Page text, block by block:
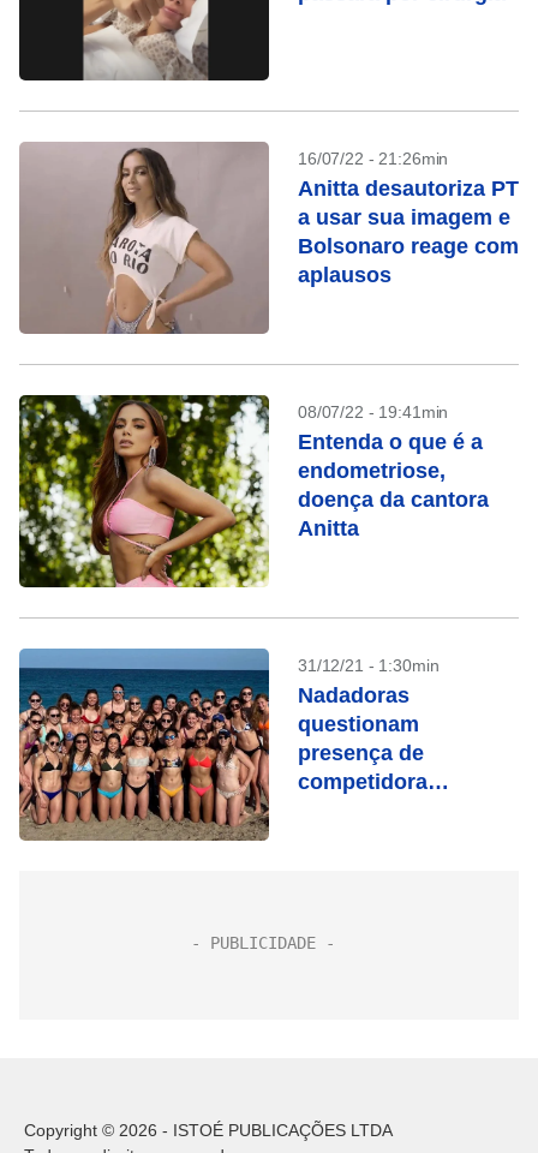
16/07/22 - 21:26min
Anitta desautoriza PT
a usar sua imagem e
Bolsonaro reage com
aplausos
08/07/22 - 19:41min
Entenda o que é a
endometriose,
doença da cantora
Anitta
31/12/21 - 1:30min
Nadadoras
questionam
presença de
competidora
Copyright © 2026 - ISTOÉ PUBLICAÇÕES LTDA